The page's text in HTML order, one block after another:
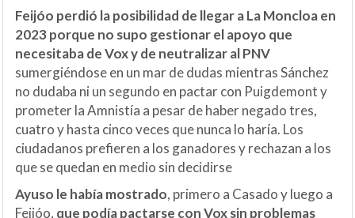
Feijóo perdió la posibilidad de llegar a La Moncloa en
2023 porque no supo gestionar el apoyo que
necesitaba de Vox y de neutralizar al PNV
sumergiéndose en un mar de dudas mientras Sánchez
no dudaba ni un segundo en pactar con Puigdemont y
prometer la Amnistía a pesar de haber negado tres,
cuatro y hasta cinco veces que nunca lo haría. Los
ciudadanos prefieren a los ganadores y rechazan a los
que se quedan en medio sin decidirse
Ayuso le había mostrado, primero a Casado y luego a
Feijóo, que podía pactarse con Vox sin problemas